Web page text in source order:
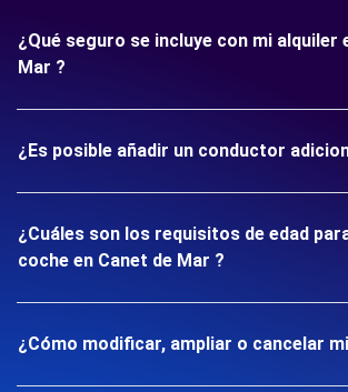
¿Qué seguro se incluye con mi alquiler
Mar ?
¿Es posible añadir un conductor
¿Cuáles son los requisitos de edad
coche en Canet de Mar ?
¿Cómo modificar, ampliar o cancelar